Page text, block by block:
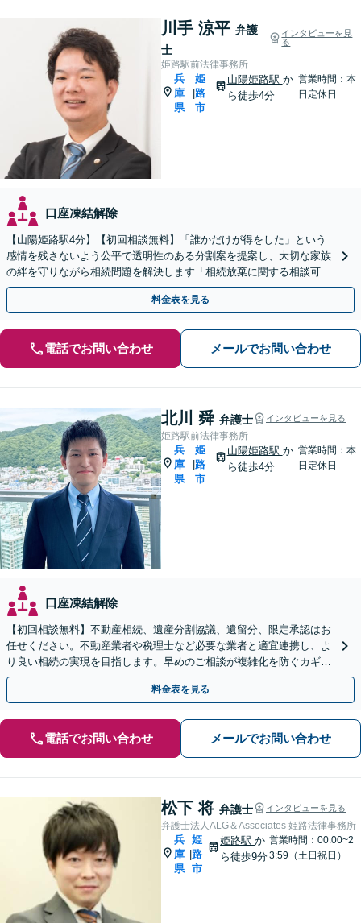
川手 涼平 弁護
士
インタビューを見
る
姫路駅前法律事務所
兵
庫
県
姫
路
市
山陽姫路駅 か
ら徒歩4分
営業時間：本
日定休日
口座凍結解除
【山陽姫路駅4分】【初回相談無料】「誰かだけが得をした」という
感情を残さないよう公平で透明性のある分割案を提案し、大切な家族
の絆を守りながら相続問題を解決します「相続放棄に関する相談可」
「大切な人へ想いを遺す遺言書の作成」【完全個室相談】
料金表を見る
電話でお問い合わせ メールでお問い合わせ
北川 舜 弁護士 インタビューを見る
姫路駅前法律事務所
兵
庫
県
姫
路
市
山陽姫路駅 か
ら徒歩4分
営業時間：本
日定休日
口座凍結解除
【初回相談無料】不動産相続、遺産分割協議、遺留分、限定承認はお
任せください。不動産業者や税理士など必要な業者と適宜連携し、よ
り良い相続の実現を目指します。早めのご相談が複雑化を防ぐカギと
なります【夜間／休日相談可】
料金表を見る
電話でお問い合わせ メールでお問い合わせ
松下 将 弁護士 インタビューを見る
弁護士法人ALG＆Associates 姫路法律事務所
兵
庫
県
姫
路
市
姫路駅か
ら徒歩9分
営業時間：00:00~2
3:59（土日祝日）